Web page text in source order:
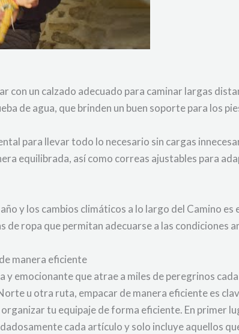
con un calzado adecuado para caminar largas
de agua, que brinden un buen soporte para los
para llevar todo lo necesario sin cargas
equilibrada, así como correas ajustables para
y los cambios climáticos a lo largo del Camino es
de ropa que permitan adecuarse a las condiciones
manera eficiente
y emocionante que atrae a miles de peregrinos
u otra ruta, empacar de manera eficiente es
tu equipaje de forma eficiente. En primer
cada artículo y solo incluye aquellos